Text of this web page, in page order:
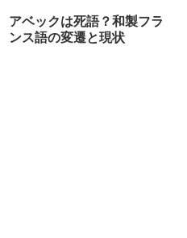
アベックは死語？和製フラ
ンス語の変遷と現状